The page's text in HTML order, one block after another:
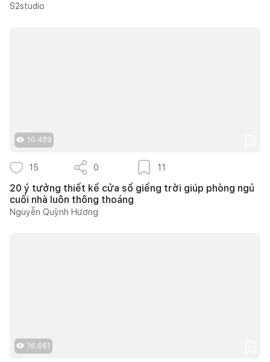
S2studio
10.489
15 0 11
20 ý tưởng thiết kế cửa sổ giếng trời giúp phòng ngủ
cuối nhà luôn thông thoáng
Nguyễn Quỳnh Hương
16.661